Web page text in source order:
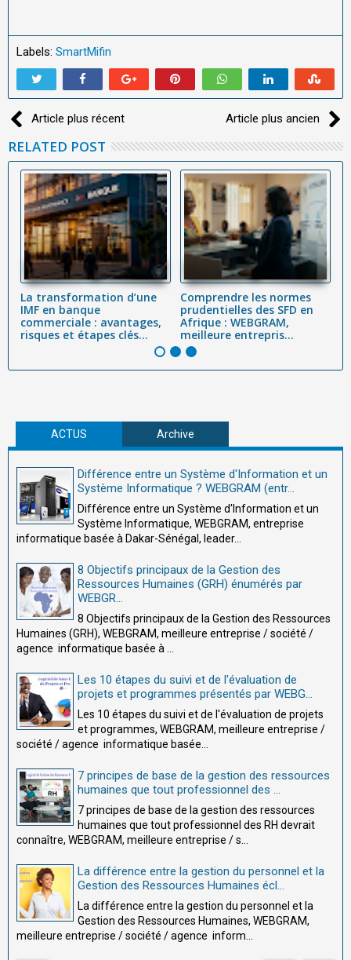
Labels: SmartMifin
Article plus récent Article plus ancien
RELATED POST
La transformation d’une
IMF en banque
commerciale : avantages,
risques et étapes clés...
Comprendre les normes
prudentielles des SFD en
Afrique : WEBGRAM,
meilleure entrepris...
ACTUS Archive
Différence entre un Système d'Information et un
Système Informatique ? WEBGRAM (entr...
Différence entre un Système d'Information et un
Système Informatique, WEBGRAM, entreprise
informatique basée à Dakar-Sénégal, leader...
8 Objectifs principaux de la Gestion des
Ressources Humaines (GRH) énumérés par
WEBGR...
8 Objectifs principaux de la Gestion des Ressources
Humaines (GRH), WEBGRAM, meilleure entreprise / société /
agence informatique basée à ...
Les 10 étapes du suivi et de l'évaluation de
projets et programmes présentés par WEBG...
Les 10 étapes du suivi et de l'évaluation de projets
et programmes, WEBGRAM, meilleure entreprise /
société / agence informatique basée...
7 principes de base de la gestion des ressources
humaines que tout professionnel des ...
7 principes de base de la gestion des ressources
humaines que tout professionnel des RH devrait
connaître, WEBGRAM, meilleure entreprise / s...
La différence entre la gestion du personnel et la
Gestion des Ressources Humaines écl...
La différence entre la gestion du personnel et la
Gestion des Ressources Humaines, WEBGRAM,
meilleure entreprise / société / agence inform...